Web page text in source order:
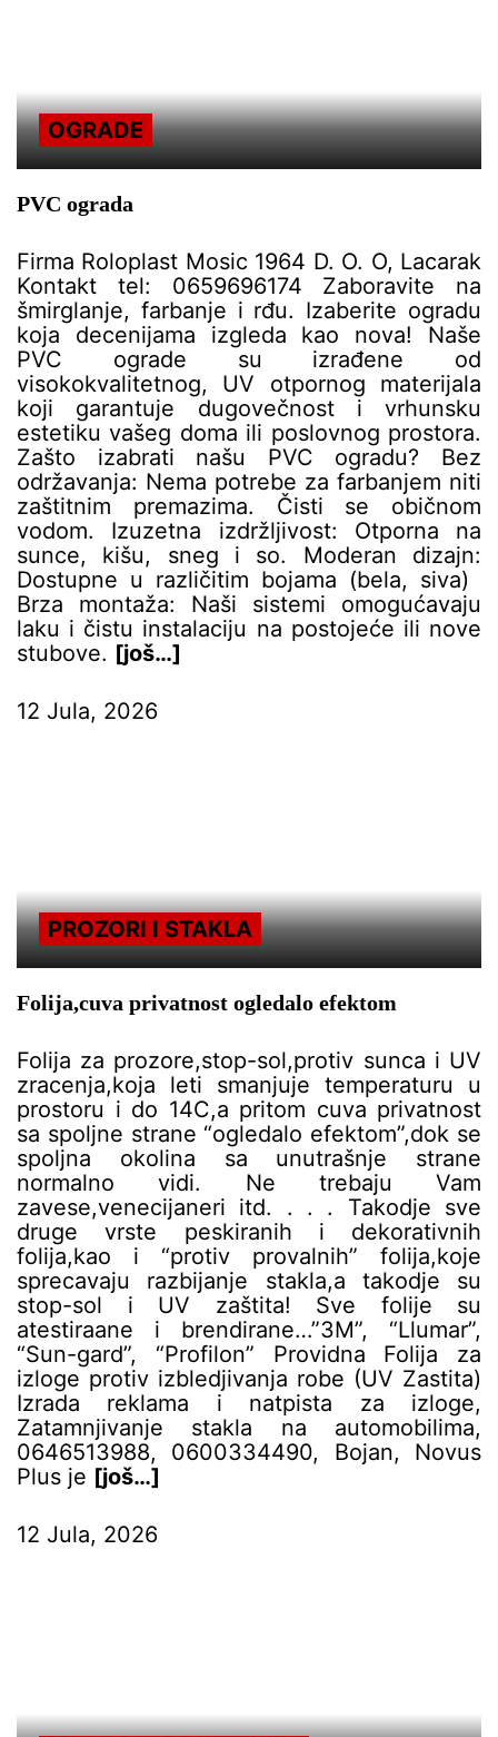
OGRADE
PVC ograda
Firma Roloplast Mosic 1964 D. O. O, Lacarak
Kontakt tel: 0659696174 Zaboravite na
šmirglanje, farbanje i rđu. Izaberite ogradu
koja decenijama izgleda kao nova! ​Naše
PVC ograde su izrađene od
visokokvalitetnog, UV otpornog materijala
koji garantuje dugovečnost i vrhunsku
estetiku vašeg doma ili poslovnog prostora.
Zašto izabrati našu PVC ogradu? ​Bez
održavanja: Nema potrebe za farbanjem niti
zaštitnim premazima. Čisti se običnom
vodom. ​Izuzetna izdržljivost: Otporna na
sunce, kišu, sneg i so. ​Moderan dizajn:
Dostupne u različitim bojama (bela, siva) ​
Brza montaža: Naši sistemi omogućavaju
laku i čistu instalaciju na postojeće ili nove
stubove. [još…]
12 Jula, 2026
PROZORI I STAKLA
Folija,cuva privatnost ogledalo efektom
Folija za prozore,stop-sol,protiv sunca i UV
zracenja,koja leti smanjuje temperaturu u
prostoru i do 14C,a pritom cuva privatnost
sa spoljne strane “ogledalo efektom”,dok se
spoljna okolina sa unutrašnje strane
normalno vidi. Ne trebaju Vam
zavese,venecijaneri itd. . . . Takodje sve
druge vrste peskiranih i dekorativnih
folija,kao i “protiv provalnih” folija,koje
sprecavaju razbijanje stakla,a takodje su
stop-sol i UV zaštita! Sve folije su
atestiraane i brendirane…”3M”, “Llumar”,
“Sun-gard”, “Profilon” Providna Folija za
izloge protiv izbledjivanja robe (UV Zastita)
Izrada reklama i natpista za izloge,
Zatamnjivanje stakla na automobilima,
0646513988, 0600334490, Bojan, Novus
Plus je [još…]
12 Jula, 2026